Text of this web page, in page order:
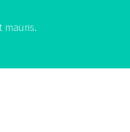
mauris.